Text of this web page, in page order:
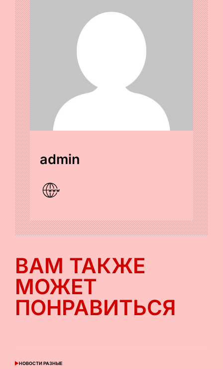
admin
ВАМ ТАКЖЕ
МОЖЕТ
ПОНРАВИТЬСЯ
ОПУБЛИКОВАНО
НОВОСТИ РАЗНЫЕ